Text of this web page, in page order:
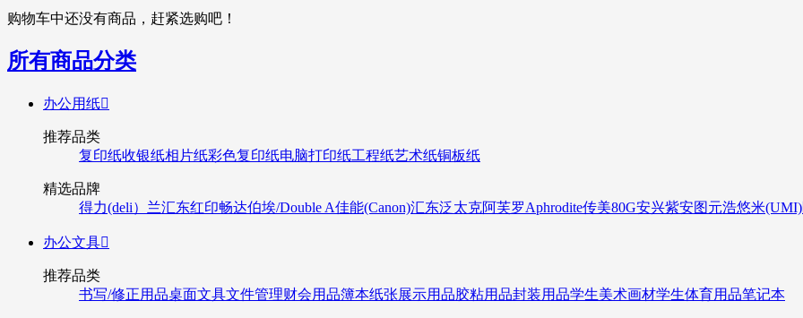
购物车中还没有商品，赶紧选购吧！
所有商品分类
办公用纸
推荐品类
复印纸收银纸相片纸彩色复印纸电脑打印纸工程纸艺术纸铜板纸
精选品牌
得力(deli） 兰汇东红印畅达伯埃/Double A佳能(Canon)汇东泛太克阿芙罗Aphrodite传美80G安兴紫安图 元浩悠米(UMI)
办公文具
推荐品类
书写/修正用品桌面文具文件管理财会用品簿本纸张展示用品胶粘用品封装用品学生美术画材学生体育用品笔记本